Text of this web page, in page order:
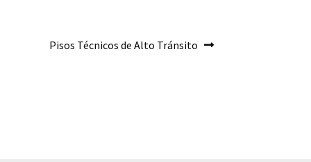
Siguiente:
Pisos Técnicos de Alto Tránsito